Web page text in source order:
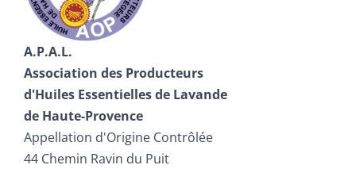
A.P.A.L.
Association des Producteurs
d'Huiles Essentielles de Lavande
de Haute-Provence
Appellation d'Origine Contrôlée
44 Chemin Ravin du Puit